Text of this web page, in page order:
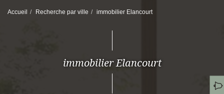
Accueil Recherche par ville immobilier Elancourt
immobilier Elancourt